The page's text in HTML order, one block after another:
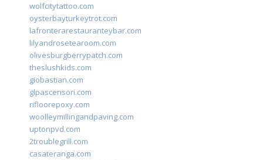
wolfcitytattoo.com
oysterbayturkeytrot.com
lafronterarestauranteybar.com
lilyandrosetearoom.com
olivesburgberrypatch.com
theslushkids.com
giobastian.com
glpascensori.com
rifloorepoxy.com
woolleymillingandpaving.com
uptonpvd.com
2troublegrill.com
casateranga.com